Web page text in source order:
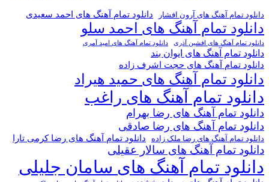
دانلود تمام آهنگ های آرون افشار دانلود تمام آهنگ های احمد سعیدی
دانلود تمام آهنگ های احمد سلو
دانلود تمام آهنگ های افشین آذری دانلود تمام آهنگ های امید آمری
دانلود تمام آهنگ های ایوان بند
دانلود تمام آهنگ های حجت اشرف زاده
دانلود تمام آهنگ های حمید هیراد
دانلود تمام آهنگ های راغب
دانلود تمام آهنگ های رضا بهرام
دانلود تمام آهنگ های رضا صادقی
دانلود تمام آهنگ های رضا ملک زاده دانلود تمام آهنگ های رضا کرمی تارا
دانلود تمام آهنگ های سالار عقیلی
دانلود تمام آهنگ های سامان جلیلی